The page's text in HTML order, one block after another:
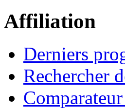
Affiliation
Derniers
Rechercher